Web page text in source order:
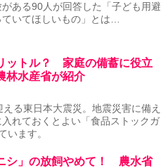
ある90人が回答した「子ども用避
いてほしいもの」とは…
ットル？ 家庭の備蓄に役立
林水産省が紹介
る東日本大震災。地震災害に備え
れておくとよい「食品ストックガ
います。
シ」の放飼やめて！ 農水省